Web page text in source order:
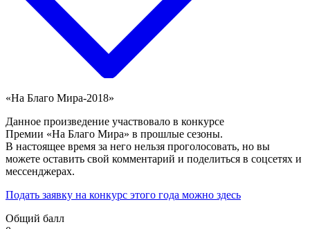
«На Благо Мира-2018»
Данное произведение участвовало в конкурсе
Премии «На Благо Мира» в прошлые сезоны.
В настоящее время за него нельзя проголосовать, но вы
можете оставить свой комментарий и поделиться в соцсетях и
мессенджерах.
Подать заявку на конкурс этого года можно здесь
Общий балл